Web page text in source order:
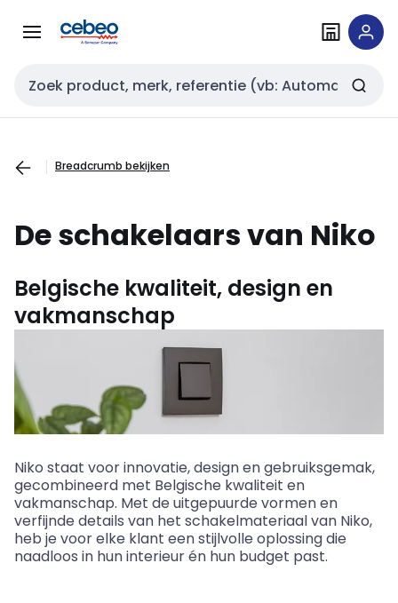
naar
naar
Zoekveld invoer
Breadcrumb bekijken
De schakelaars van Niko
Belgische kwaliteit, design en
vakmanschap
Niko staat voor innovatie, design en gebruiksgemak,
gecombineerd met Belgische kwaliteit en
vakmanschap. Met de uitgepuurde vormen en
verfijnde details van het schakelmateriaal van Niko,
heb je voor elke klant een stijlvolle oplossing die
naadloos in hun interieur én hun budget past.